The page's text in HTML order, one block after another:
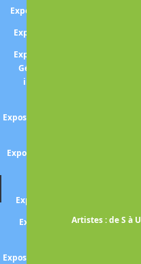
Exposition FAUTRIER Jean
Exposition FRAGONARD
Exposition FROMANGER
Gérard (Les dialogues
inattendus Monet /
Exposition FUSSLI -entre rêve
Exposition Maurits Cornelis
Exposition Sally Gabori
Exposition GAUGUIN,
Exposition Gérard GAROUSTE
Artistes : de S à U